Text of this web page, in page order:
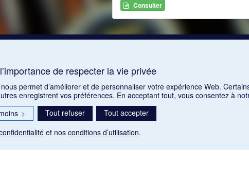
Consulter
de respecter la vie privée
nous permet d’améliorer et de personnaliser votre expérience Web.
enregistrent vos préférences. En acceptant tout, vous consentez à
> Tout refuser
Tout accepter
et nos conditions d’utilisation.